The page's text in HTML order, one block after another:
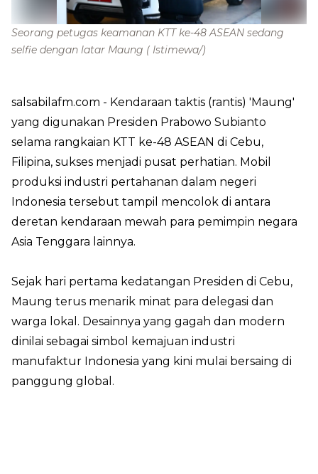
Seorang petugas keamanan KTT ke-48 ASEAN sedang
selfie dengan latar Maung ( Istimewa/)
salsabilafm.com - Kendaraan taktis (rantis) 'Maung'
yang digunakan Presiden Prabowo Subianto
selama rangkaian KTT ke-48 ASEAN di Cebu,
Filipina, sukses menjadi pusat perhatian. Mobil
produksi industri pertahanan dalam negeri
Indonesia tersebut tampil mencolok di antara
deretan kendaraan mewah para pemimpin negara
Asia Tenggara lainnya.
Sejak hari pertama kedatangan Presiden di Cebu,
Maung terus menarik minat para delegasi dan
warga lokal. Desainnya yang gagah dan modern
dinilai sebagai simbol kemajuan industri
manufaktur Indonesia yang kini mulai bersaing di
panggung global.